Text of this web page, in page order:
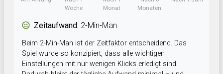
Woche
Monat
Monaten
Zeitaufwand: 2-Min-Man
Beim 2-Min-Man ist der Zeitfaktor entscheidend. Das
Spiel wurde so konzipiert, dass alle wichtigen
Einstellungen mit nur wenigen Klicks erledigt sind.